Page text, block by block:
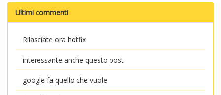
Ultimi commenti
Rilasciate ora hotfix
interessante anche questo post
google fa quello che vuole